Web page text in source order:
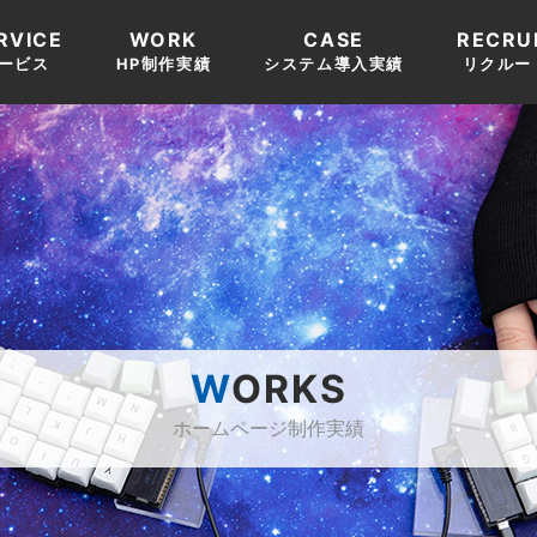
ビス
WORK
HP制作実績
CASE
システム導入実績 リクルー
WORKS
ホームページ制作実績